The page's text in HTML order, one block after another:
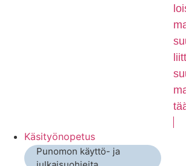
Käsityönopetus
Punomon käyttö- ja